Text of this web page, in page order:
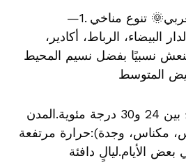
—1. المناخ في الصيف المغربي🌞 تنوع مناخي
البيضاء، الرباط، أكادير،
نسبيًا بفضل نسيم المحيط
درجات الحرارة تتراوح بين 24 و30 درجة مئوية.المدن
مكناس، وجدة):حرارة مرتفعة
درجة في بعض الأيام.ليالٍ دافئة